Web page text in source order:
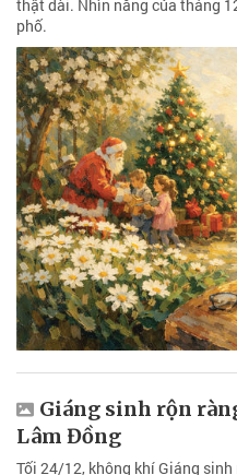
thật dài. Nhìn nắng của tháng
phố.
Giáng sinh rộn
Lâm Đồng
Tối 24/12, không khí Giáng